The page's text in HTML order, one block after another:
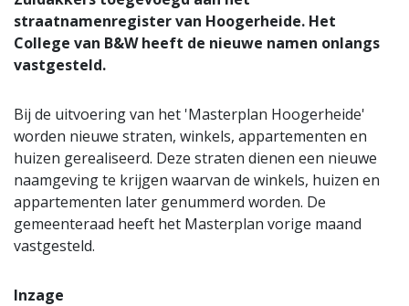
straatnamenregister van Hoogerheide. Het
College van B&W heeft de nieuwe namen onlangs
vastgesteld.
Bij de uitvoering van het 'Masterplan Hoogerheide'
worden nieuwe straten, winkels, appartementen en
huizen gerealiseerd. Deze straten dienen een nieuwe
naamgeving te krijgen waarvan de winkels, huizen en
appartementen later genummerd worden. De
gemeenteraad heeft het Masterplan vorige maand
vastgesteld.
Inzage